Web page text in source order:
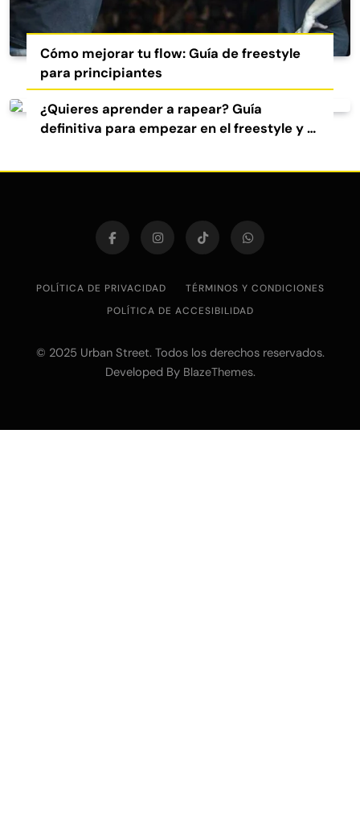
Cómo mejorar tu flow: Guía de freestyle
para principiantes
¿Quieres aprender a rapear? Guía
definitiva para empezar en el freestyle y el
POLÍTICA DE PRIVACIDAD
TÉRMINOS Y CONDICIONES
POLÍTICA DE ACCESIBILIDAD
© 2025 Urban Street. Todos los derechos reservados.
Developed By BlazeThemes.